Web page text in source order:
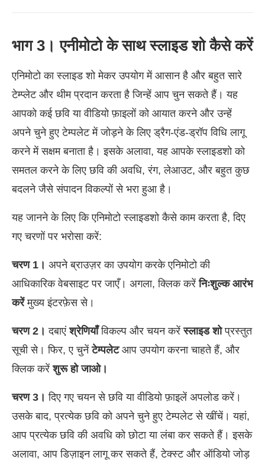
भाग 3। एनीमोटो के साथ स्लाइड शो कैसे करें
एनिमोटो का स्लाइड शो मेकर उपयोग में आसान है और बहुत सारे
टेम्प्लेट और थीम प्रदान करता है जिन्हें आप चुन सकते हैं। यह
आपको कई छवि या वीडियो फ़ाइलों को आयात करने और उन्हें
अपने चुने हुए टेम्पलेट में जोड़ने के लिए ड्रैग-एंड-ड्रॉप विधि लागू
करने में सक्षम बनाता है। इसके अलावा, यह आपके स्लाइडशो को
समतल करने के लिए छवि की अवधि, रंग, लेआउट, और बहुत कुछ
बदलने जैसे संपादन विकल्पों से भरा हुआ है।
यह जानने के लिए कि एनिमोटो स्लाइडशो कैसे काम करता है, दिए
गए चरणों पर भरोसा करें:
चरण 1। अपने ब्राउज़र का उपयोग करके एनिमोटो की
आधिकारिक वेबसाइट पर जाएँ। अगला, क्लिक करेंनिःशुल्क आरंभ
करेंमुख्य इंटरफ़ेस से।
चरण 2। दबाएंश्रेणियाँविकल्प और चयन करेंस्लाइड शोप्रस्तुत
सूची से। फिर, ए चुनेंटेम्पलेटआप उपयोग करना चाहते हैं, और
क्लिक करेंशुरू हो जाओ।
चरण 3। दिए गए चयन से छवि या वीडियो फ़ाइलें अपलोड करें।
उसके बाद, प्रत्येक छवि को अपने चुने हुए टेम्पलेट से खींचें। यहां,
आप प्रत्येक छवि की अवधि को छोटा या लंबा कर सकते हैं। इसके
अलावा, आप डिज़ाइन लागू कर सकते हैं, टेक्स्ट और ऑडियो जोड़